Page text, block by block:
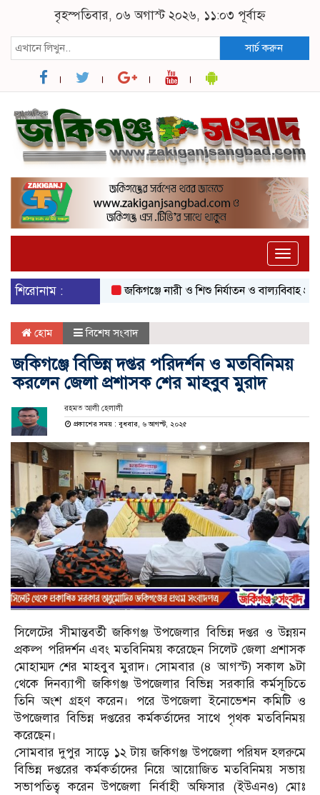
বৃহস্পতিবার, ০৬ অগাস্ট ২০২৬, ১১:০৩ পূর্বাহ্ন
সার্চ করুন
Toggle
শিরোনাম :
জকিগঞ্জে নারী ও শিশু নির্যাতন ও বাল্যবিবাহ
হোম বিশেষ সংবাদ
জকিগঞ্জে বিভিন্ন দপ্তর পরিদর্শন ও মতবিনিময়
করলেন জেলা প্রশাসক শের মাহবুব মুরাদ
রহমত আলী হেলালী
প্রকাশের সময় : বুধবার, ৬ আগস্ট, ২০২৫
সিলেটের সীমান্তবর্তী জকিগঞ্জ উপজেলার বিভিন্ন দপ্তর ও উন্নয়ন
প্রকল্প পরিদর্শন এবং মতবিনিময় করেছেন সিলেট জেলা প্রশাসক
মোহাম্মদ শের মাহবুব মুরাদ। সোমবার (৪ আগস্ট) সকাল ৯টা
থেকে দিনব্যাপী জকিগঞ্জ উপজেলার বিভিন্ন সরকারি কর্মসূচিতে
তিনি অংশ গ্রহণ করেন। পরে উপজেলা ইনোভেশন কমিটি ও
উপজেলার বিভিন্ন দপ্তরের কর্মকর্তাদের সাথে পৃথক মতবিনিময়
করেছেন।
সোমবার দুপুর সাড়ে ১২ টায় জকিগঞ্জ উপজেলা পরিষদ হলরুমে
বিভিন্ন দপ্তরের কর্মকর্তাদের নিয়ে আয়োজিত মতবিনিময় সভায়
সভাপতিত্ব করেন উপজেলা নির্বাহী অফিসার (ইউএনও) মোঃ